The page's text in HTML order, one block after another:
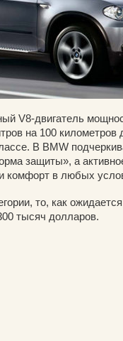
V8-двигатель
на 100
В BMW
защиты», а
комфорт в любых
то, как
тысяч долларов.